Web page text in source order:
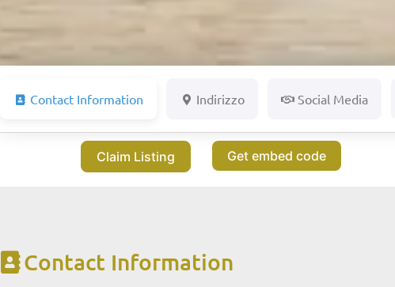
Contact Information Indirizzo Social Media
Claim Listing Get embed code
Contact Information